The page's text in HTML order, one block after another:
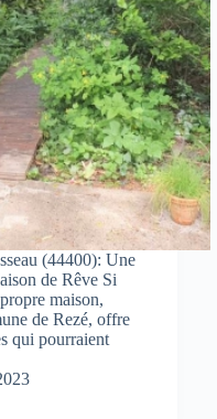
(44400): Une
de Rêve Si
maison,
de Rezé, offre
qui pourraient